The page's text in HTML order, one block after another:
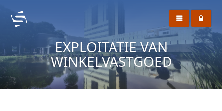
EXPLOITATIE VAN
WINKELVASTGOED